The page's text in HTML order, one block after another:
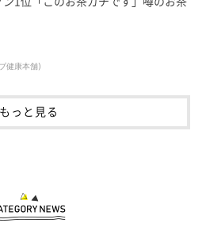
張りを守ったりなどの必要がないた
考えますが、
見えても、もしかしたら集会をして
健康本舗)
もっと見る